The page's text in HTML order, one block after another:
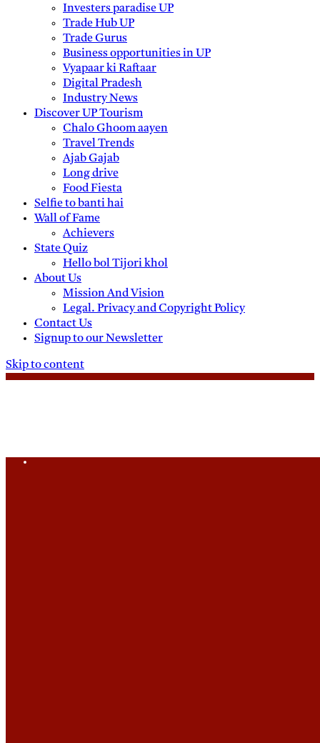
Investers paradise UP
Trade Hub UP
Trade Gurus
Business opportunities in UP
Vyapaar ki Raftaar
Digital Pradesh
Industry News
Discover UP Tourism
Chalo Ghoom aayen
Travel Trends
Ajab Gajab
Long drive
Food Fiesta
Selfie to banti hai
Wall of Fame
Achievers
State Quiz
Hello bol Tijori khol
About Us
Mission And Vision
Legal. Privacy and Copyright Policy
Contact Us
Signup to our Newsletter
Skip to content